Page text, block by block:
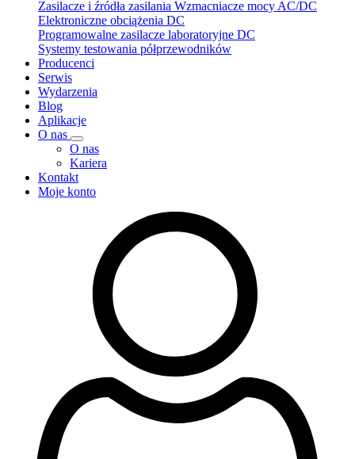
Zasilacze i źródła zasilania Wzmacniacze mocy AC/DC
Elektroniczne obciążenia DC
Programowalne zasilacze laboratoryjne DC
Systemy testowania półprzewodników
Producenci
Serwis
Wydarzenia
Blog
Aplikacje
O nas
O nas
Kariera
Kontakt
Moje konto